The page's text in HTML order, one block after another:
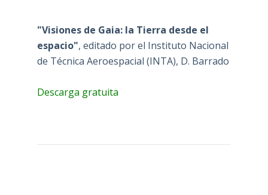
"Visiones de Gaia: la Tierra desde el
espacio", editado por el Instituto Nacional
de Técnica Aeroespacial (INTA), D. Barrado
Descarga gratuita